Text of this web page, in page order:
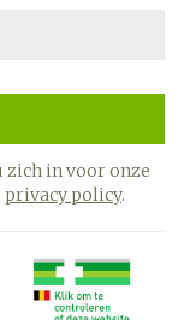
in voor onze
privacy policy.